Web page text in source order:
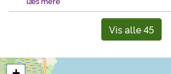
Vis alle 45